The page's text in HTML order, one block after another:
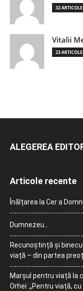
32 ARTICOLE
Vitalii
23 ARTICOLE
ALEGEREA
Articole recente
Înălțarea la Cer a
Dumnezeu…
Recunoștință și
viață – din partea
Marșul pentru viață la
Orhei: „Pentru viață,